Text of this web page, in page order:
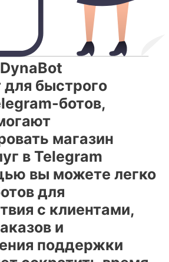
быстрого
ботов,
магазин
в Telegram
вы можете легко
для
с клиентами,
и
поддержки